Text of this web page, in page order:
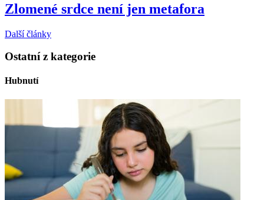
Zlomené srdce není jen metafora
Další články
Ostatní z kategorie
Hubnutí